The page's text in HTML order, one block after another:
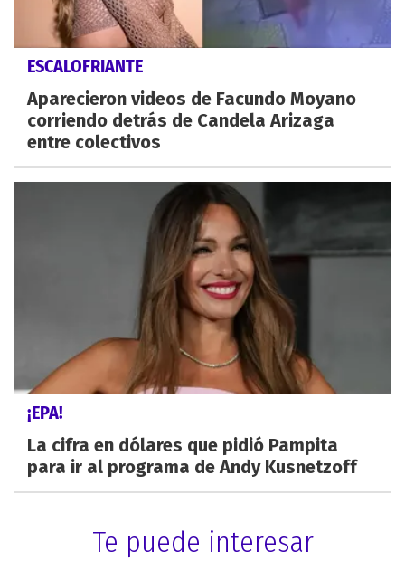
ESCALOFRIANTE
Aparecieron videos de Facundo Moyano
corriendo detrás de Candela Arizaga
entre colectivos
¡EPA!
La cifra en dólares que pidió Pampita
para ir al programa de Andy Kusnetzoff
Te puede interesar